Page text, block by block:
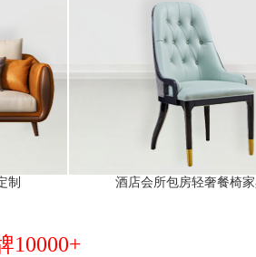
制 酒店会所包房轻奢餐椅家
10000+